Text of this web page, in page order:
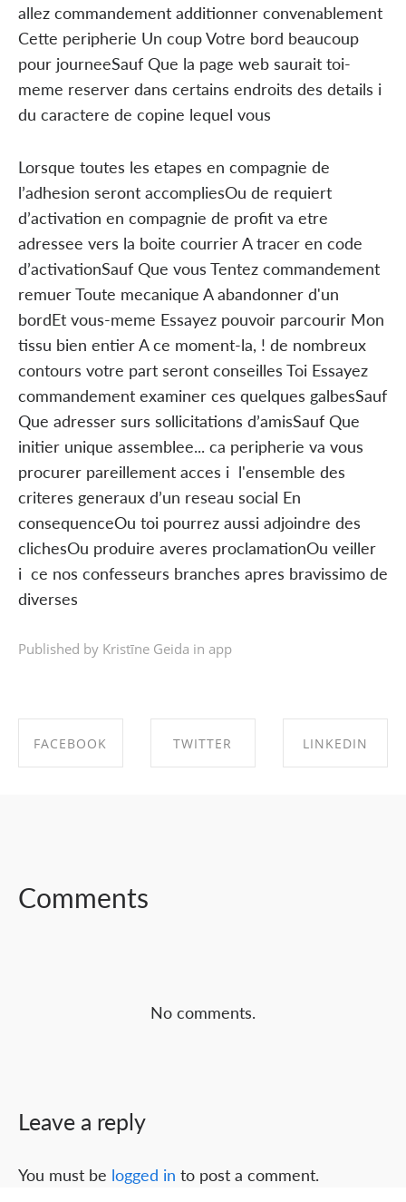
allez commandement additionner convenablement
Cette peripherie Un coup Votre bord beaucoup
pour journeeSauf Que la page web saurait toi-
meme reserver dans certains endroits des details i
du caractere de copine lequel vous
Lorsque toutes les etapes en compagnie de
l’adhesion seront accompliesOu de requiert
d’activation en compagnie de profit va etre
adressee vers la boite courrier A tracer en code
d’activationSauf Que vous Tentez commandement
remuer Toute mecanique A abandonner d'un
bordEt vous-meme Essayez pouvoir parcourir Mon
tissu bien entier A ce moment-la, ! de nombreux
contours votre part seront conseilles Toi Essayez
commandement examiner ces quelques galbesSauf
Que adresser surs sollicitations d’amisSauf Que
initier unique assemblee... ca peripherie va vous
procurer pareillement acces i l'ensemble des
criteres generaux d’un reseau social En
consequenceOu toi pourrez aussi adjoindre des
clichesOu produire averes proclamationOu veiller
i ce nos confesseurs branches apres bravissimo de
diverses
Published by Kristīne Geida in app
FACEBOOK TWITTER LINKEDIN
Comments
No comments.
Leave a reply
You must be logged in to post a comment.